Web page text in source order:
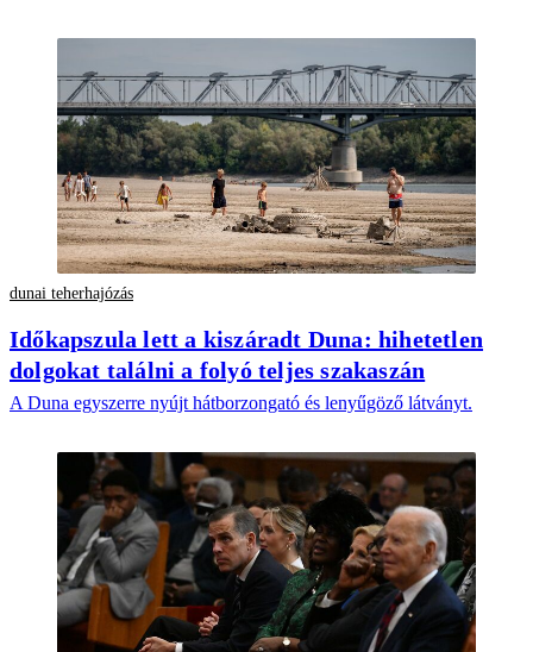
dunai teherhajózás
Időkapszula lett a kiszáradt Duna: hihetetlen
dolgokat találni a folyó teljes szakaszán
A Duna egyszerre nyújt hátborzongató és lenyűgöző látványt.